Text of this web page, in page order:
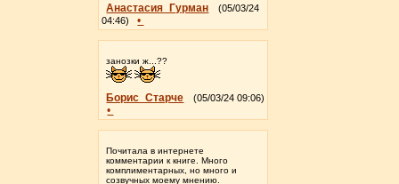
Анастасия_Гурман
(05/03/24
04:46)
•
занозки ж...??
Борис_Старче (05/03/24 09:06)
•
Почитала в интернете
комментарии к книге. Много
комплиментарных, но много и
созвучных моему мнению.